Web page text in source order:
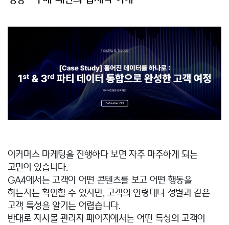
이커머스 마케팅을 진행하다 보면 자주 마주하게 되는
고민이 있습니다.
GA4에서는 고객이 어떤 콘텐츠를 보고 어떤 행동을
하는지는 확인할 수 있지만, 고객의 연령대나 성별과 같은
고객 특성을 알기는 어렵습니다.
반대로 자사몰 관리자 페이지에서는 어떤 특성의 고객이